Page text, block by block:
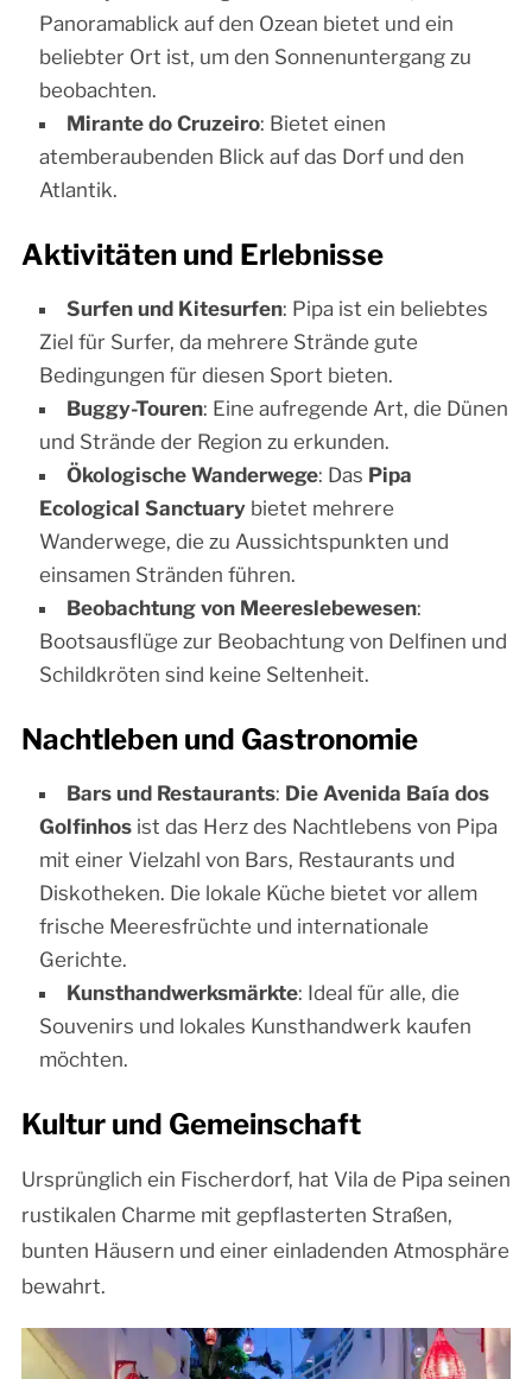
Panoramablick auf den Ozean bietet und ein
beliebter Ort ist, um den Sonnenuntergang zu
beobachten.
Mirante do Cruzeiro: Bietet einen
atemberaubenden Blick auf das Dorf und den
Atlantik.
Aktivitäten und Erlebnisse
Surfen und Kitesurfen: Pipa ist ein beliebtes
Ziel für Surfer, da mehrere Strände gute
Bedingungen für diesen Sport bieten.
Buggy-Touren: Eine aufregende Art, die Dünen
und Strände der Region zu erkunden.
Ökologische Wanderwege: Das Pipa
Ecological Sanctuarybietet mehrere
Wanderwege, die zu Aussichtspunkten und
einsamen Stränden führen.
Beobachtung von Meereslebewesen:
Bootsausflüge zur Beobachtung von Delfinen und
Schildkröten sind keine Seltenheit.
Nachtleben und Gastronomie
Bars und Restaurants: Die Avenida Baía dos
Golfinhosist das Herz des Nachtlebens von Pipa
mit einer Vielzahl von Bars, Restaurants und
Diskotheken. Die lokale Küche bietet vor allem
frische Meeresfrüchte und internationale
Gerichte.
Kunsthandwerksmärkte: Ideal für alle, die
Souvenirs und lokales Kunsthandwerk kaufen
möchten.
Kultur und Gemeinschaft
Ursprünglich ein Fischerdorf, hat Vila de Pipa seinen
rustikalen Charme mit gepflasterten Straßen,
bunten Häusern und einer einladenden Atmosphäre
bewahrt.